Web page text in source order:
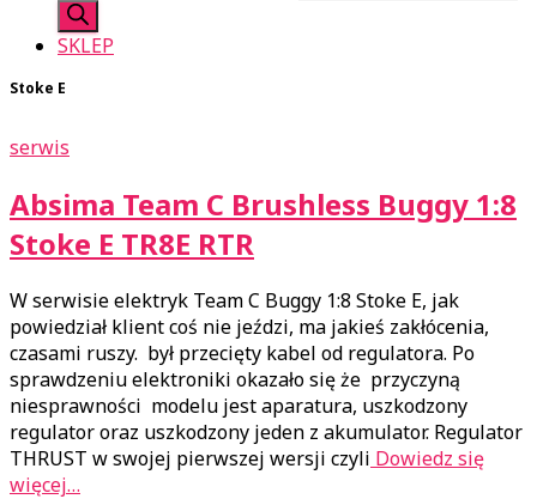
SKLEP
Stoke E
serwis
Absima Team C Brushless Buggy 1:8
Stoke E TR8E RTR
W serwisie elektryk Team C Buggy 1:8 Stoke E, jak
powiedział klient coś nie jeździ, ma jakieś zakłócenia,
czasami ruszy. był przecięty kabel od regulatora. Po
sprawdzeniu elektroniki okazało się że przyczyną
niesprawności modelu jest aparatura, uszkodzony
regulator oraz uszkodzony jeden z akumulator. Regulator
THRUST w swojej pierwszej wersji czyli Dowiedz się
więcej…